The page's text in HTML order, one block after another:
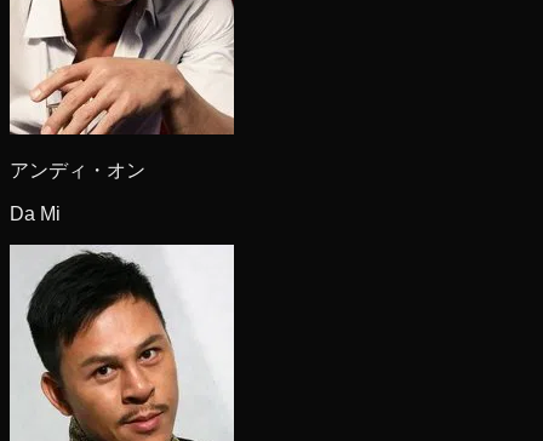
アンディ・オン
Da Mi